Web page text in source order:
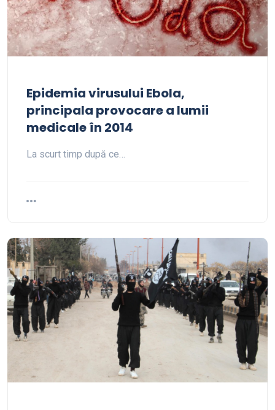
Epidemia virusului Ebola,
principala provocare a lumii
medicale în 2014
La scurt timp după ce…